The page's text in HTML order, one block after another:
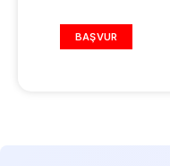
BAŞVUR